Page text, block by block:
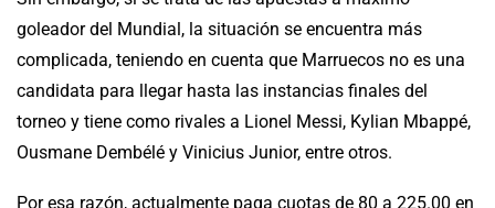
goleador del Mundial, la situación se encuentra más
complicada, teniendo en cuenta que Marruecos no es una
candidata para llegar hasta las instancias finales del
torneo y tiene como rivales a Lionel Messi, Kylian Mbappé,
Ousmane Dembélé y Vinicius Junior, entre otros.
Por esa razón, actualmente paga cuotas de 80 a 225.00 en